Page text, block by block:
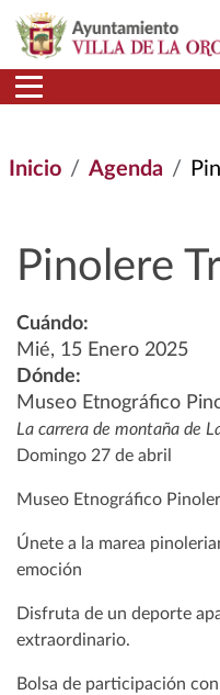
Pasar al contenido principal
Inicio Agenda
Pinolere
Cuándo:
Mié, 15 Enero 2025
Dónde:
Museo Etnográfico
La carrera de montaña de
Domingo 27 de abril
Museo Etnográfico
Únete a la marea
emoción
Disfruta de un deporte
extraordinario.
Bolsa de participación